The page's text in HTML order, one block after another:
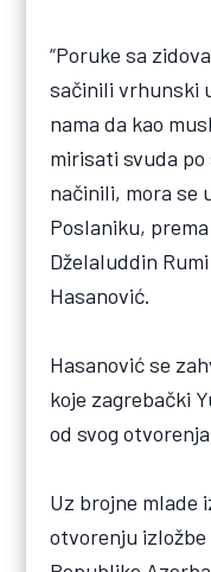
“Poruke sa
sačinili vrhunski
nama da kao
mirisati svuda po
načinili, mora se
Poslaniku,
Dželaluddin
Hasanović.
Hasanović se
koje zagrebački
od svog
Uz brojne mlade
otvorenju